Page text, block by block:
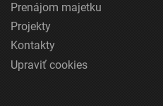
Prenájom majetku
Projekty
Kontakty
Upraviť cookies